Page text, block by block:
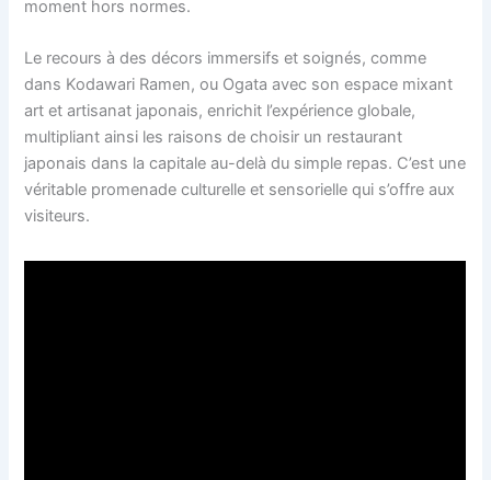
moment hors normes.
Le recours à des décors immersifs et soignés, comme
dans Kodawari Ramen, ou Ogata avec son espace mixant
art et artisanat japonais, enrichit l’expérience globale,
multipliant ainsi les raisons de choisir un restaurant
japonais dans la capitale au-delà du simple repas. C’est une
véritable promenade culturelle et sensorielle qui s’offre aux
visiteurs.